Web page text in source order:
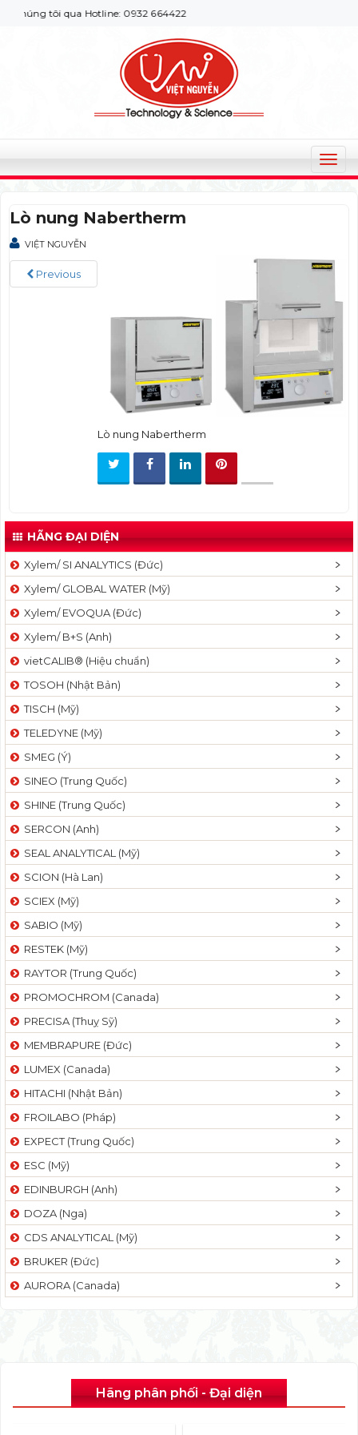
tôi qua Hotline: 0932 664422
T
o
n
i
a
t
i
o
Lò nung Nabertherm
VIỆT NGUYỄN
Previous
Lò nung Nabertherm
HÃNG ĐẠI DIỆN
Xylem/ SI ANALYTICS (Đức)
Xylem/ GLOBAL WATER (Mỹ)
Xylem/ EVOQUA (Đức)
Xylem/ B+S (Anh)
vietCALIB® (Hiệu chuẩn)
TOSOH (Nhật Bản)
TISCH (Mỹ)
TELEDYNE (Mỹ)
SMEG (Ý)
SINEO (Trung Quốc)
SHINE (Trung Quốc)
SERCON (Anh)
SEAL ANALYTICAL (Mỹ)
SCION (Hà Lan)
SCIEX (Mỹ)
SABIO (Mỹ)
RESTEK (Mỹ)
RAYTOR (Trung Quốc)
PROMOCHROM (Canada)
PRECISA (Thuỵ Sỹ)
MEMBRAPURE (Đức)
LUMEX (Canada)
HITACHI (Nhật Bản)
FROILABO (Pháp)
EXPECT (Trung Quốc)
ESC (Mỹ)
EDINBURGH (Anh)
DOZA (Nga)
CDS ANALYTICAL (Mỹ)
BRUKER (Đức)
AURORA (Canada)
Hãng phân phối - Đại diện